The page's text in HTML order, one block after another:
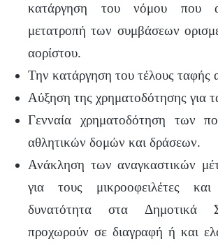
κατάργηση του νόμου που
μετατροπή των συμβάσεων
αορίστου.
Την κατάργηση του τέλους ταφής
Αύξηση της χρηματοδότησης για
Γενναία χρηματοδότηση των
αθλητικών δομών και δράσεων.
Ανάκληση των αναγκαστικών
για τους μικροοφειλέτες
δυνατότητα στα Δημοτικά
προχωρούν σε διαγραφή ή και